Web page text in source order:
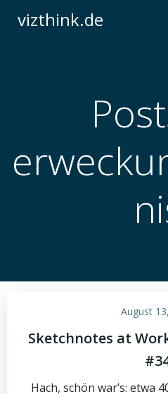
vizthink.de
August
Sketchnotes at
Hach, schön war’s: etwa